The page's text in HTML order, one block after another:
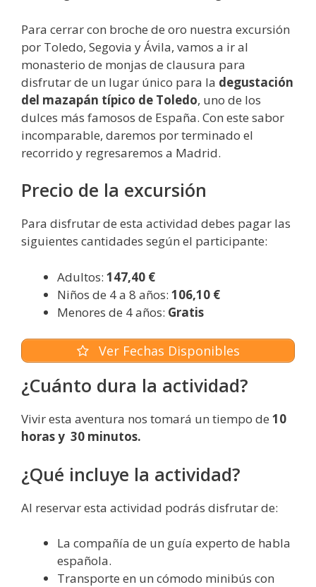
Para cerrar con broche de oro nuestra excursión
por Toledo, Segovia y Ávila, vamos a ir al
monasterio de monjas de clausura para
disfrutar de un lugar único para la degustación
del mazapán típico de Toledo, uno de los
dulces más famosos de España. Con este sabor
incomparable, daremos por terminado el
recorrido y regresaremos a Madrid.
Precio de la excursión
Para disfrutar de esta actividad debes pagar las
siguientes cantidades según el participante:
Adultos: 147,40 €
Niños de 4 a 8 años: 106,10 €
Menores de 4 años: Gratis
Ver Fechas Disponibles
¿Cuánto dura la actividad?
Vivir esta aventura nos tomará un tiempo de 10
horas y 30 minutos.
¿Qué incluye la actividad?
Al reservar esta actividad podrás disfrutar de:
La compañía de un guía experto de habla
española.
Transporte en un cómodo minibús con